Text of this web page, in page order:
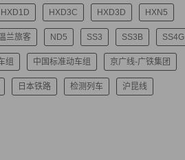
HXD1D HXD3C HXD3D HXN5
兰旅客 ND5 SS3 SS3B SS4G
组 中国标准动车组 京广线-广铁集团
日本铁路 检测列车 沪昆线